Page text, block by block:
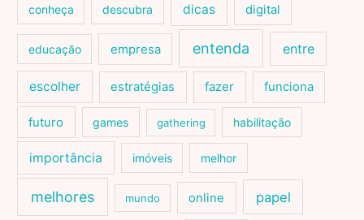
conheça descubra dicas digital
educação empresa entenda entre
escolher estratégias fazer funciona
futuro games gathering habilitação
importância imóveis melhor
melhores mundo online papel